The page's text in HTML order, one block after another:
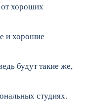
хороших
и хорошие
будут такие же,
студиях.